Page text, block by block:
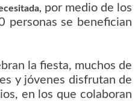
por medio de los
personas se benefician
la fiesta, muchos de
y jóvenes disfrutan de
en los que colaboran